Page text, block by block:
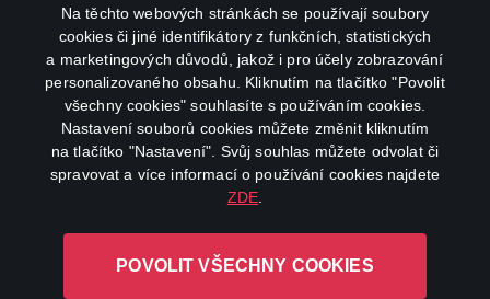
Na těchto webových stránkách se používají soubory
cookies či jiné identifikátory z funkčních, statistických
a marketingových důvodů, jakož i pro účely zobrazování
personalizovaného obsahu. Kliknutím na tlačítko "Povolit
všechny cookies" souhlasíte s používáním cookies.
Nastavení souborů cookies můžete změnit kliknutím
na tlačítko "Nastavení". Svůj souhlas můžete odvolat či
spravovat a více informací o používání cookies najdete
ZDE
POVOLIT VŠECHNY COOKIES
facebookinstagram
youtube
L-1246 Luxembourg R.C.S.